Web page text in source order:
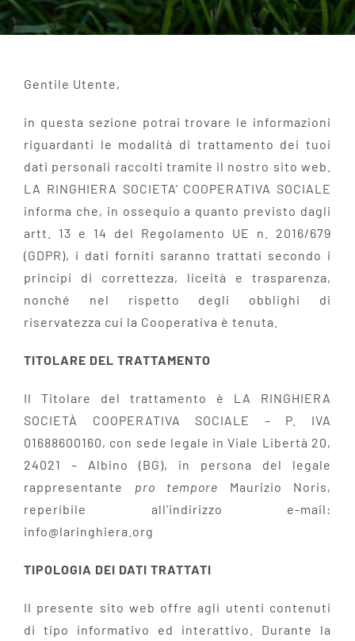
AUTOMAZIONE
MA QUANDO PIOVE?
LABORATORI DIDATTICI
SOCIETÀ TRASPARENTE
NEWS
CONTATTI
Gentile Utente,
in questa sezione potrai trovare le informazioni
riguardanti le modalità di trattamento dei tuoi
dati personali raccolti tramite il nostro sito web.
LA RINGHIERA SOCIETA’ COOPERATIVA SOCIALE
informa che, in ossequio a quanto previsto dagli
artt. 13 e 14 del Regolamento UE n. 2016/679
(GDPR), i dati forniti saranno trattati secondo i
principi di correttezza, liceità e trasparenza,
nonché nel rispetto degli obblighi di
riservatezza cui la Cooperativa è tenuta.
TITOLARE DEL TRATTAMENTO
Il Titolare del trattamento è LA RINGHIERA
SOCIETÀ COOPERATIVA SOCIALE – P. IVA
01688600160, con sede legale in Viale Libertà 20,
24021 – Albino (BG), in persona del legale
rappresentante pro tempore Maurizio Noris,
reperibile all’indirizzo e-mail:
info@laringhiera.org
TIPOLOGIA DEI DATI TRATTATI
Il presente sito web offre agli utenti contenuti
di tipo informativo ed interattivo. Durante la